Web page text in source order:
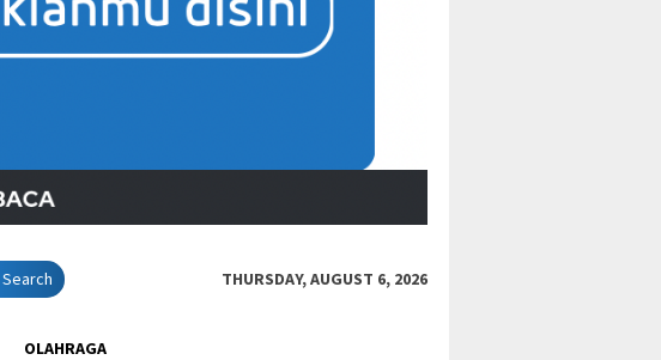
Search THURSDAY, AUGUST 6, 2026
OLAHRAGA